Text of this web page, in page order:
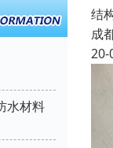
水材料
结
成
20-